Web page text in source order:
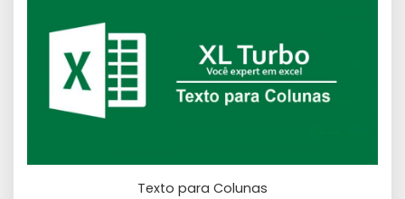
Texto para Colunas